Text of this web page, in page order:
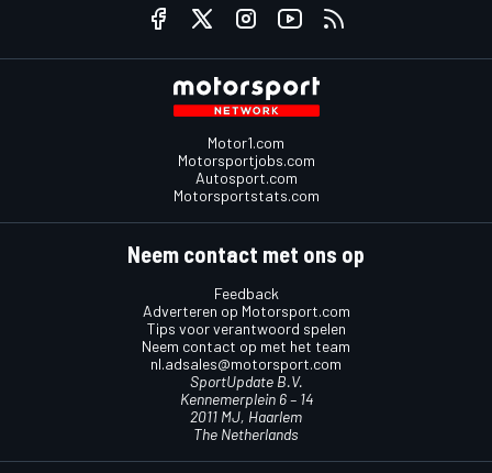
Motor1.com
Motorsportjobs.com
Autosport.com
Motorsportstats.com
Neem contact met ons op
Feedback
Adverteren op Motorsport.com
Tips voor verantwoord spelen
Neem contact op met het team
nl.adsales@motorsport.com
SportUpdate B.V.
Kennemerplein 6 – 14
2011 MJ, Haarlem
The Netherlands